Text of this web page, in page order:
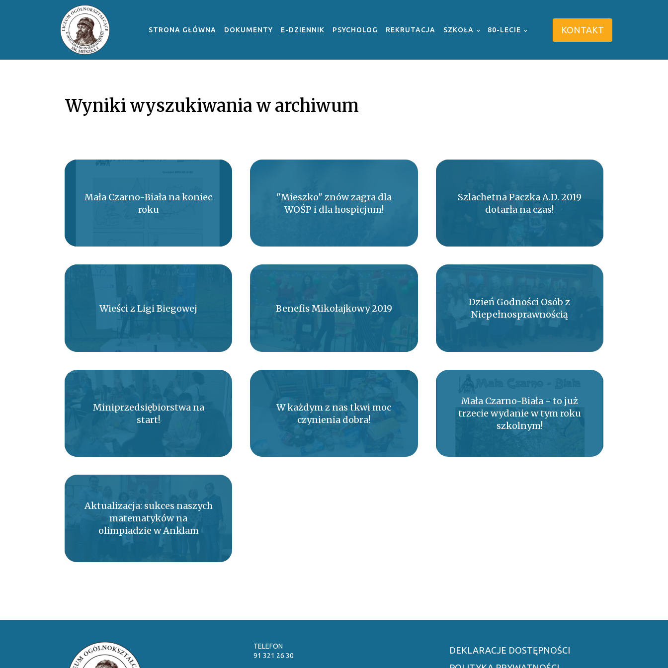
STRONA GŁÓWNA DOKUMENTY E-DZIENNIK PSYCHOLOG REKRUTACJA SZKOŁA 80-LECIE KONTAKT
Wyniki wyszukiwania w archiwum
Mała Czarno-Biała na koniec
roku
"Mieszko" znów zagra dla
WOŚP i dla hospicjum!
Szlachetna Paczka A.D. 2019
dotarła na czas!
Wieści z Ligi Biegowej Benefis Mikołajkowy 2019
Dzień Godności Osób z
Niepełnosprawnością
Miniprzedsiębiorstwa na
start!
W każdym z nas tkwi moc
czynienia dobra!
Mała Czarno-Biała - to już
trzecie wydanie w tym roku
szkolnym!
Aktualizacja: sukces naszych
matematyków na
olimpiadzie w Anklam
TELEFON
91 321 26 30
DEKLARACJE DOSTĘPNOŚCI